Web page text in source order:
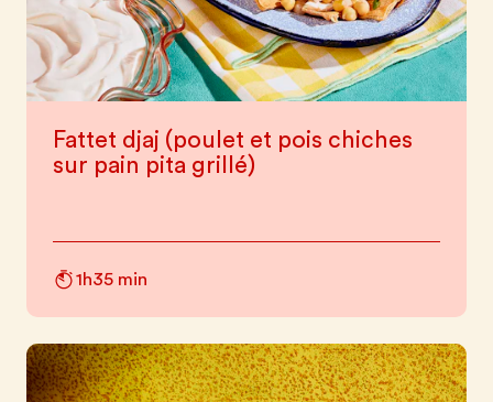
Fattet djaj (poulet et pois chiches
sur pain pita grillé)
1h35 min